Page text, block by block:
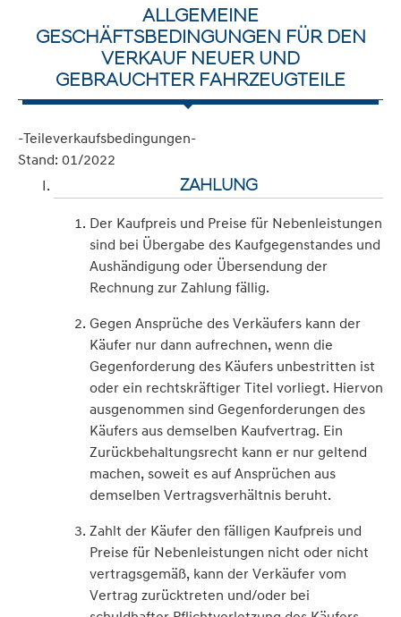
ALLGEMEINE
GESCHÄFTSBEDINGUNGEN FÜR DEN
VERKAUF NEUER UND
GEBRAUCHTER FAHRZEUGTEILE
-Teileverkaufsbedingungen-
Stand: 01/2022
ZAHLUNG
Der Kaufpreis und Preise für Nebenleistungen
sind bei Übergabe des Kaufgegenstandes und
Aushändigung oder Übersendung der
Rechnung zur Zahlung fällig.
Gegen Ansprüche des Verkäufers kann der
Käufer nur dann aufrechnen, wenn die
Gegenforderung des Käufers unbestritten ist
oder ein rechtskräftiger Titel vorliegt. Hiervon
ausgenommen sind Gegenforderungen des
Käufers aus demselben Kaufvertrag. Ein
Zurückbehaltungsrecht kann er nur geltend
machen, soweit es auf Ansprüchen aus
demselben Vertragsverhältnis beruht.
Zahlt der Käufer den fälligen Kaufpreis und
Preise für Nebenleistungen nicht oder nicht
vertragsgemäß, kann der Verkäufer vom
Vertrag zurücktreten und/oder bei